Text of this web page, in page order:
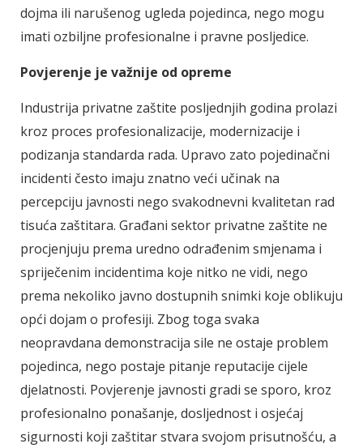
dojma ili narušenog ugleda pojedinca, nego mogu
imati ozbiljne profesionalne i pravne posljedice.
Povjerenje je važnije od opreme
Industrija privatne zaštite posljednjih godina prolazi
kroz proces profesionalizacije, modernizacije i
podizanja standarda rada. Upravo zato pojedinačni
incidenti često imaju znatno veći učinak na
percepciju javnosti nego svakodnevni kvalitetan rad
tisuća zaštitara. Građani sektor privatne zaštite ne
procjenjuju prema uredno odrađenim smjenama i
spriječenim incidentima koje nitko ne vidi, nego
prema nekoliko javno dostupnih snimki koje oblikuju
opći dojam o profesiji. Zbog toga svaka
neopravdana demonstracija sile ne ostaje problem
pojedinca, nego postaje pitanje reputacije cijele
djelatnosti. Povjerenje javnosti gradi se sporo, kroz
profesionalno ponašanje, dosljednost i osjećaj
sigurnosti koji zaštitar stvara svojom prisutnošću, a